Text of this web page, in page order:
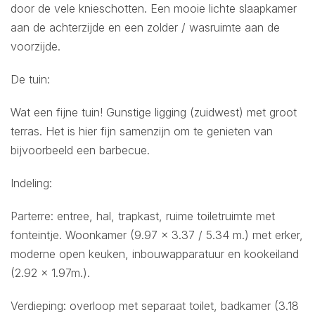
door de vele knieschotten. Een mooie lichte slaapkamer
aan de achterzijde en een zolder / wasruimte aan de
voorzijde.
De tuin:
Wat een fijne tuin! Gunstige ligging (zuidwest) met groot
terras. Het is hier fijn samenzijn om te genieten van
bijvoorbeeld een barbecue.
Indeling:
Parterre: entree, hal, trapkast, ruime toiletruimte met
fonteintje. Woonkamer (9.97 x 3.37 / 5.34 m.) met erker,
moderne open keuken, inbouwapparatuur en kookeiland
(2.92 x 1.97m.).
Verdieping: overloop met separaat toilet, badkamer (3.18